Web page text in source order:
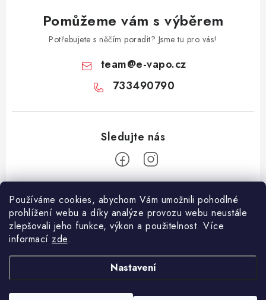
Používáme cookies, abychom Vám umožnili pohodlné
prohlížení webu a díky analýze provozu webu neustále
zlepšovali jeho funkce, výkon a použitelnost. Více
informací zde.
Nastavení
Pomůžeme vám s výběrem
Potřebujete s něčím poradit? Jsme tu pro vás!
team@e-vapo.cz
733490790
Z
Facebook
Jak reklamovat či vrátit zboží